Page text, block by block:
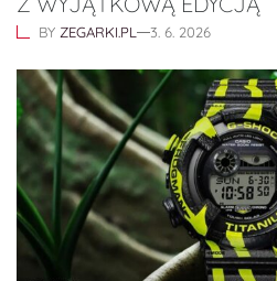
BY ZEGARKI.PL 3. 6. 2026